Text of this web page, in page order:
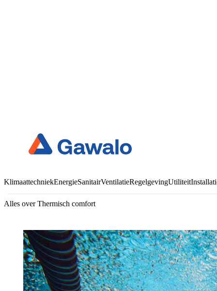
KlimaattechniekEnergieSanitairVentilatieRegelgevingUtiliteit
Alles over Thermisch comfort